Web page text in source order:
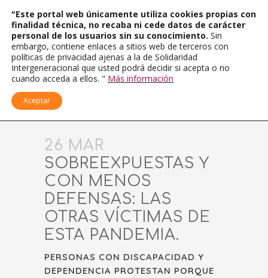
26 MAR
SOBREEXPUESTAS Y
CON MENOS
DEFENSAS: LAS
OTRAS VÍCTIMAS DE
ESTA PANDEMIA.
PERSONAS CON DISCAPACIDAD Y
DEPENDENCIA PROTESTAN PORQUE
"Este portal web únicamente utiliza cookies propias con
finalidad técnica, no recaba ni cede datos de carácter
personal de los usuarios sin su conocimiento. Sin
embargo, contiene enlaces a sitios web de terceros con
políticas de privacidad ajenas a la de Solidaridad
Intergeneracional que usted podrá decidir si acepta o no
cuando acceda a ellos. " Más información
Aceptar